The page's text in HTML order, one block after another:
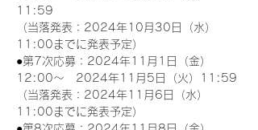
11:59
（当落発表：2024年10月30日（水）
11:00までに発表予定）
●第7次応募：2024年11月1日（金）
12:00～　2024年11月5日（火）11:59
（当落発表：2024年11月6日（水）
11:00までに発表予定）